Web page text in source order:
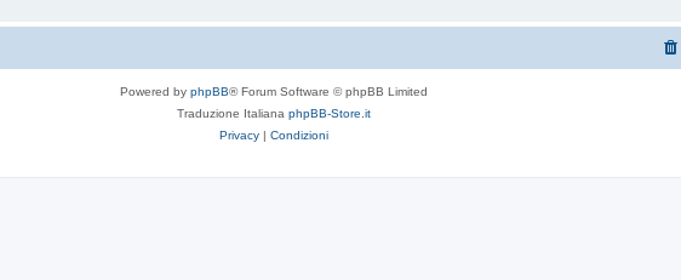
Powered by phpBB® Forum Software © phpBB Limited
Traduzione Italiana phpBB-Store.it
Privacy | Condizioni